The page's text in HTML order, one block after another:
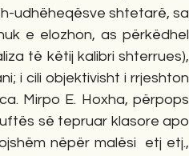
udhëheqësve shtetarë, sa
e elozhon, as përkëdhel
të këtij kalibri shterrues),
i cili objektivisht i rrjeshton
Mirpo E. Hoxha, përpops
së tepruar klasore apo
nëpër malësi  etj etj.,